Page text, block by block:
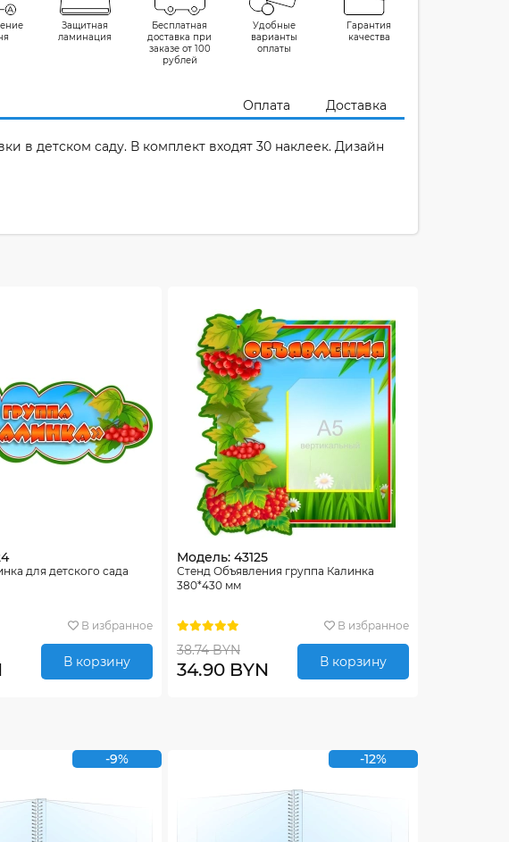
Защитная
ламинация
Бесплатная
доставка при
заказе от 100
рублей
Удобные
варианты
оплаты
Гарантия
качества
Оплата Доставка
в детском саду. В комплект входят 30 наклеек. Дизайн
для детского сада
В избранное
В корзину
Модель: 43125
Стенд Объявления группа Калинка
380*430 мм
В избранное
38.74 BYN
34.90 BYN В корзину
-9% -12%